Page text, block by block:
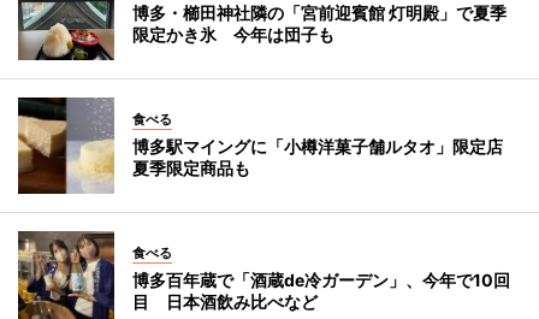
博多・櫛田神社隣の「宮前迎賓館 灯明殿」で夏季
限定かき氷 今年は団子も
食べる
博多駅マイングに「小樽洋菓子舗ルタオ」限定店
夏季限定商品も
食べる
博多百年蔵で「酒蔵de冷ガーデン」、今年で10回
目 日本酒飲み比べなど